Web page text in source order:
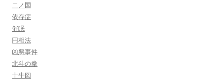
二ノ国
依存症
催眠
円相法
凶悪事件
北斗の拳
十牛図